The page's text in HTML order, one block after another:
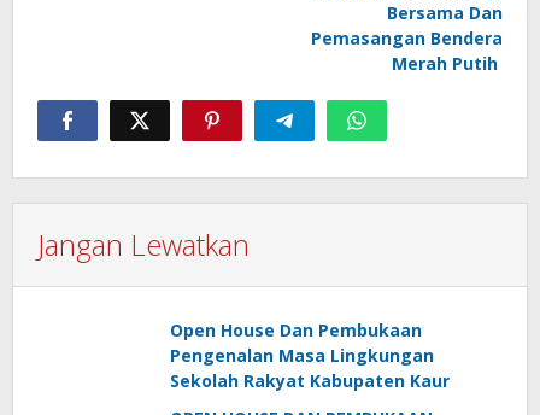
Bersama Dan
Pemasangan Bendera
Merah Putih
Jangan Lewatkan
Open House Dan Pembukaan
Pengenalan Masa Lingkungan
Sekolah Rakyat Kabupaten Kaur